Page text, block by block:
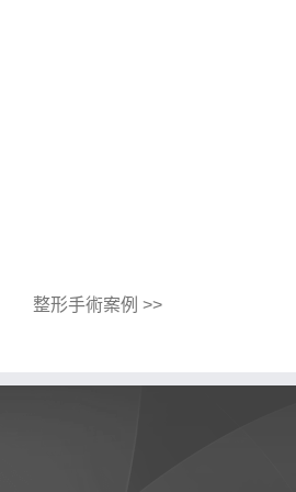
整形手術案例 >>